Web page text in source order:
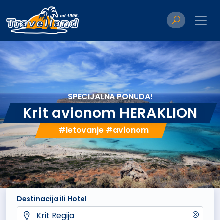
SPECIJALNA PONUDA!
Krit avionom HERAKLION
#letovanje #avionom
Destinacija ili Hotel
Krit Regija